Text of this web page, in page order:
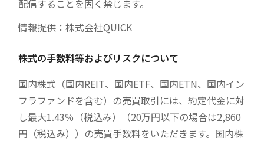
配信することを固く禁じます。
情報提供：株式会社QUICK
株式の手数料等およびリスクについて
国内株式（国内REIT、国内ETF、国内ETN、国内イン
フラファンドを含む）の売買取引には、約定代金に対
し最大1.43％（税込み）（20万円以下の場合は2,860
円（税込み））の売買手数料をいただきます。国内株